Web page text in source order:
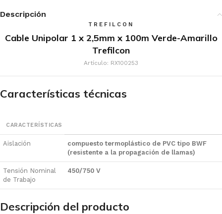
Descripción
TREFILCON
Cable Unipolar 1 x 2,5mm x 100m Verde-Amarillo
Trefilcon
Artículo: RX100253
Características técnicas
CARACTERÍSTICAS
Aislación
compuesto termoplástico de PVC tipo BWF
(resistente a la propagación de llamas)
Tensión Nominal
de Trabajo
450/750 V
Descripción del producto